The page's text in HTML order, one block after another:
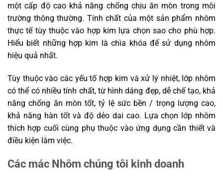
một cấp độ cao khả năng chống chịu ăn mòn trong môi
trường thông thường. Tính chất của một sản phẩm nhôm
thực tế tùy thuộc vào hợp kim lựa chọn sao cho phù hợp.
Hiểu biết những hợp kim là chìa khóa để sử dụng nhôm
hiệu quả nhất.
Tùy thuộc vào các yếu tố hợp kim và xử lý nhiệt, lớp nhôm
có thể có nhiều tính chất, từ hình dáng đẹp, dễ chế tạo, khả
năng chống ăn mòn tốt, tỷ lệ sức bền / trọng lượng cao,
khả năng hàn tốt và độ dẻo dai cao. Lựa chọn lớp nhôm
thích hợp cuối cùng phụ thuộc vào ứng dụng cần thiết và
điều kiện làm việc.
Các mác Nhôm chúng tôi kinh doanh